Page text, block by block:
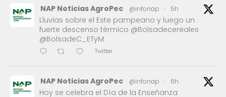
NAP Noticias AgroPec @infonap · 5h
Lluvias sobre el Este pampeano y luego un
fuerte descenso térmico @Bolsadecereales
@BolsadeC_ETyM
Twitter
NAP Noticias AgroPec @infonap · 6h
Hoy se celebra el Día de la Enseñanza